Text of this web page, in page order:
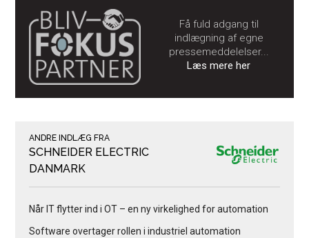
Få fuld adgang til
indlægning af egne
pressemeddelelser...
Læs mere her
ANDRE INDLÆG FRA
SCHNEIDER ELECTRIC
DANMARK
Når IT flytter ind i OT – en ny virkelighed for automation
Software overtager rollen i industriel automation